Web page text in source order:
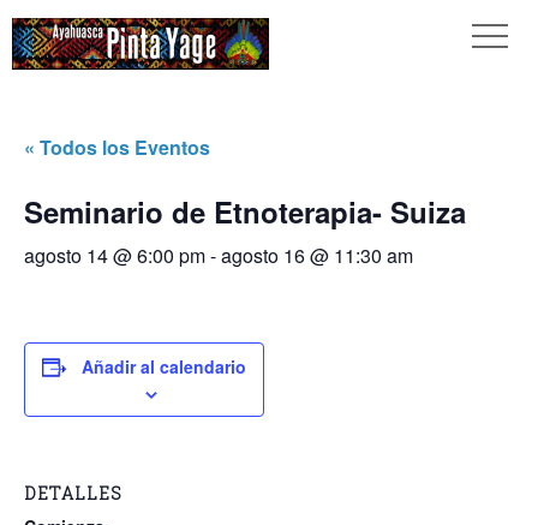
« Todos los Eventos
Seminario de Etnoterapia- Suiza
agosto 14 @ 6:00 pm-agosto 16 @ 11:30 am
Añadir al calendario
DETALLES